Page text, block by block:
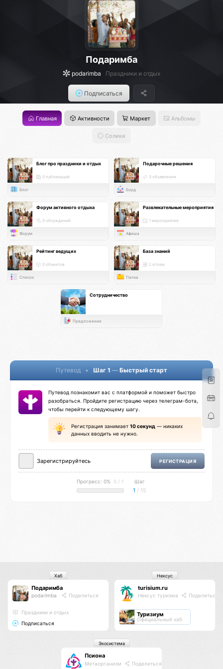
Подаримба
podarimba Праздники и отдых
Подписаться
Главная Активности Маркет Альбомы
Солики
Блог про праздники и отдых
0 публикаций
Блог
Подарочные решения
3 объявления
Борд
Форум активного отдыха
0 обсуждений
Форум
Развлекательные мероприятия
1 мероприятие
Афиша
Рейтинг ведущих
0 объектов
Список
База знаний
2 атома
Папка
Сотрудничество
Предложение
Путевод • Шаг 1 — Быстрый старт
Путевод познакомит вас с платформой и поможет быстро
разобраться. Пройдите регистрацию через телеграм-бота,
чтобы перейти к следующему шагу.
Регистрация занимает 10 секунд — никаких
данных вводить не нужно.
Зарегистрируйтесь РЕГИСТРАЦИЯ
Прогресс: 0% 0 / 1 Шаг
1 / 15
Подаримба
podarimba Поделиться
Праздники и отдых
Подписаться
Хаб
turisium.ru
Нексус туризма Поделиться
Туризиум
Официальный хаб
Нексус
Псиона
Метаорганизм Поделиться
Экосистема